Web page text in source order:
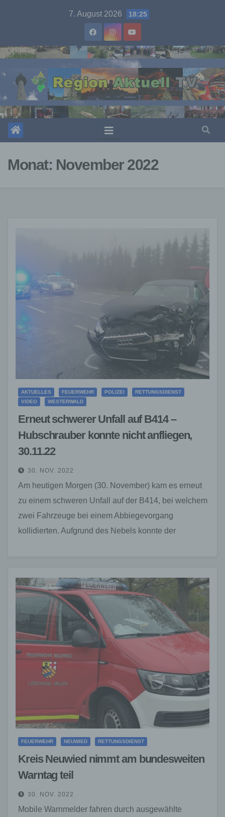
7. August 2026 18:25
Monat: November 2022
AKTUELLES FEUERWEHR POLIZEI
RETTUNGSDIENST
VIDEO
WESTERWALD
Erneut schwerer Unfall auf B414 –
Hubschrauber konnte nicht anfliegen,
30.11.22
30. NOV. 2022
Am heutigen Morgen (30. November) kam es erneut
zu einem schweren Unfall auf der B414, bei welchem
zwei Fahrzeuge bei einem Abbiegevorgang
kollidierten. Aufgrund des Nebels konnte der
FEUERWEHR NEUWIED RETTUNGSDIENST
Kreis Neuwied nimmt am bundesweiten
Warntag teil
30. NOV. 2022
Mobile Warnmelder fahren durch ausgewählte